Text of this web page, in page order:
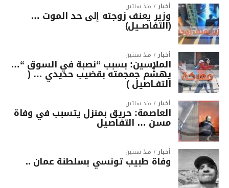
أخبار منذ سنتين
وزير يعنف زوجته إلى حد الموت …
(التفاصــيل)
أخبار منذ سنتين
الملاسين: بسبب “نصبة في السوق “…
يهشّم جمجمته بقضيب حديدي … (
التفـاصيل )
أخبار منذ سنتين
العاصمة: حريق بمنزل يتسبب في وفاة
مسن … التفاصيل
أخبار منذ سنتين
وفاة طبيب تونسي بسلطنة عمان ..